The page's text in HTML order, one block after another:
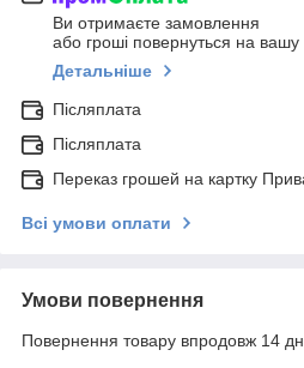
Ви отримаєте замовлення
або гроші повернуться на вашу
Детальніше
Післяплата
Післяплата
Переказ грошей на картку
Всі умови оплати
Умови повернення
Повернення товару впродовж 14